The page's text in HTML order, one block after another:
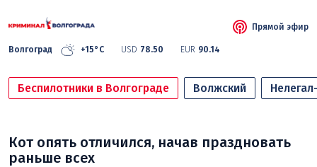
Волгоград +15°C USD 78.50 EUR 90.14
Прямой эфир
Беспилотники в Волгограде Волжский
Кот опять отличился, начав праздновать
раньше всех